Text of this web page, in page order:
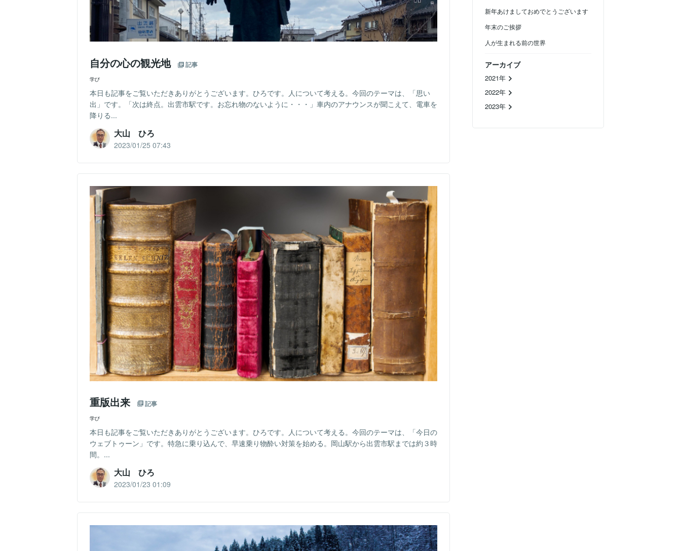
新年あけましておめでとうございます
年末のご挨拶
人が生まれる前の世界
アーカイブ
2021年
2022年
2023年
自分の心の観光地 記事
学び
本日も記事をご覧いただきありがとうございます。ひろです。人について考える。今回のテーマは、「思い
出」です。「次は終点。出雲市駅です。お忘れ物のないように・・・」車内のアナウンスが聞こえて、電車を
降りる...
大山 ひろ
2023/01/25 07:43
重版出来 記事
学び
本日も記事をご覧いただきありがとうございます。ひろです。人について考える。今回のテーマは、「今日の
ウェブトゥーン」です。特急に乗り込んで、早速乗り物酔い対策を始める。岡山駅から出雲市駅までは約３時
間。...
大山 ひろ
2023/01/23 01:09